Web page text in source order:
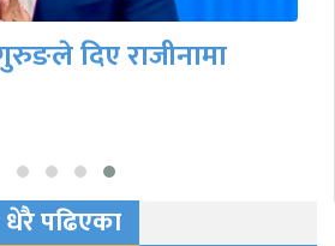
दिए राजीनामा
धेरै पढिएका